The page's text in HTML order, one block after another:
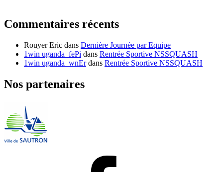
Commentaires récents
Rouyer Eric dans Dernière Journée par Equipe
1win uganda_fePi dans Rentrée Sportive NSSQUASH
1win uganda_wnErdans Rentrée Sportive NSSQUASH
Nos partenaires